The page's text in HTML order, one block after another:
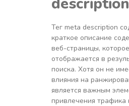
Тег meta description
краткое описание
веб-страницы, которое
отображается в
поиска. Хотя он не
влияния на
является важным
привлечения трафика